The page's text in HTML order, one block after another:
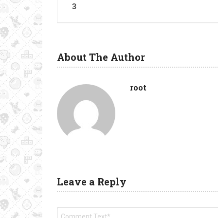
3
About The Author
root
Leave a Reply